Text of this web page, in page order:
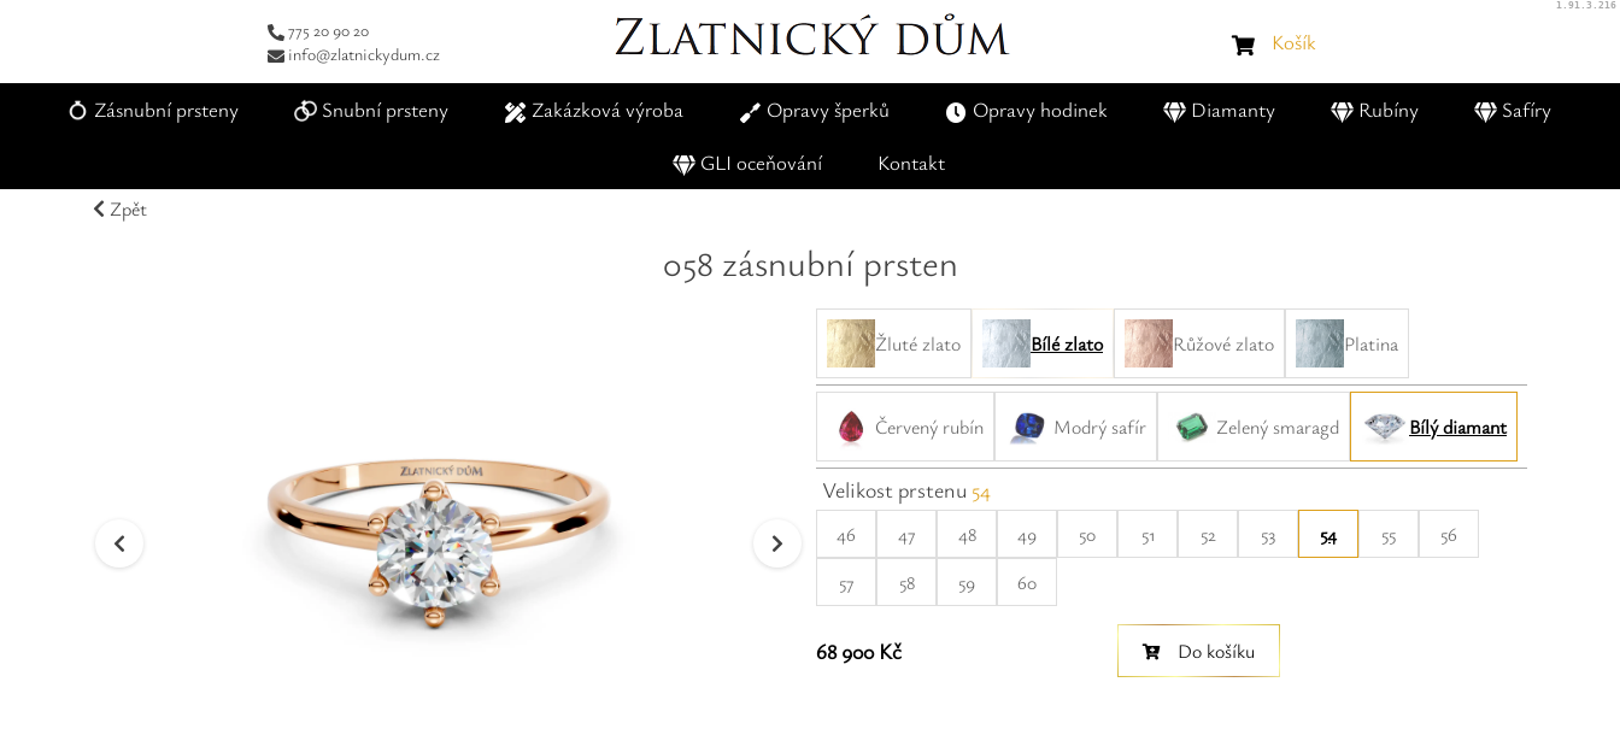
775 20 90 20
info@zlatnickydum.cz
Zásnubní prsteny Snubní prsteny Zakázková výroba Opravy šperků Opravy hodinek Diamanty Rubíny
Safíry
GLI oceňování
Kontakt
Košík
1.91.3.216
Zpět
058 zásnubní prsten
Žluté zlato Bílé zlato Růžové zlato Platina
Červený rubín Modrý safír Zelený smaragd Bílý diamant
Velikost prstenu 54
46 47 48 49 50 51 52 53 54 55
56
57
58 59 60
Do košíku
68 900 Kč